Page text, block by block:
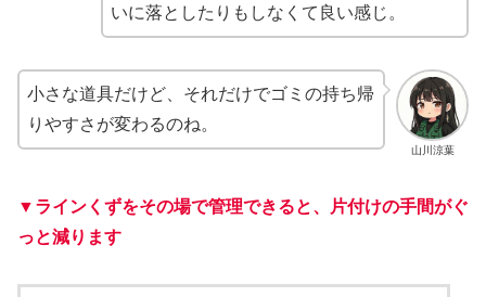
いに落としたりもしなくて良い感じ。
山川涼葉
小さな道具だけど、それだけでゴミの持ち帰
りやすさが変わるのね。
▼ラインくずをその場で管理できると、片付けの手間がぐ
っと減ります